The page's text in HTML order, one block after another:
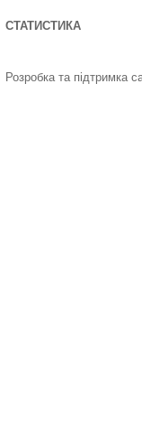
СТАТИСТИКА
Розробка та підтримка